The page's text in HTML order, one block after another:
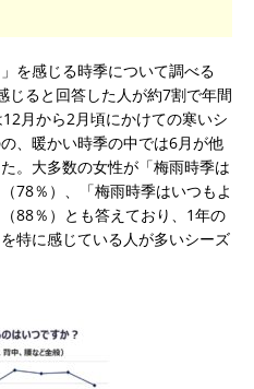
を感じる時季について調べる
じると回答した人が約7割で年間
月から2月頃にかけての寒いシ
、暖かい時季の中では6月が他
。大多数の女性が「梅雨時季は
78％）、「梅雨時季はいつもよ
88％）とも答えており、1年の
特に感じている人が多いシーズ